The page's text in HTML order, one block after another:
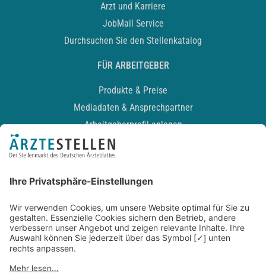
Arzt und Karriere
JobMail Service
Durchsuchen Sie den Stellenkatalog
FÜR ARBEITGEBER
Produkte & Preise
Mediadaten & Ansprechpartner
Arbeitgeberprofil anlegen
Recruiting-Podcast
Kontakt
Datenschutz
Newsletter